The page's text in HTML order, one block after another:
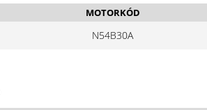
MOTORKÓD
N54B30A